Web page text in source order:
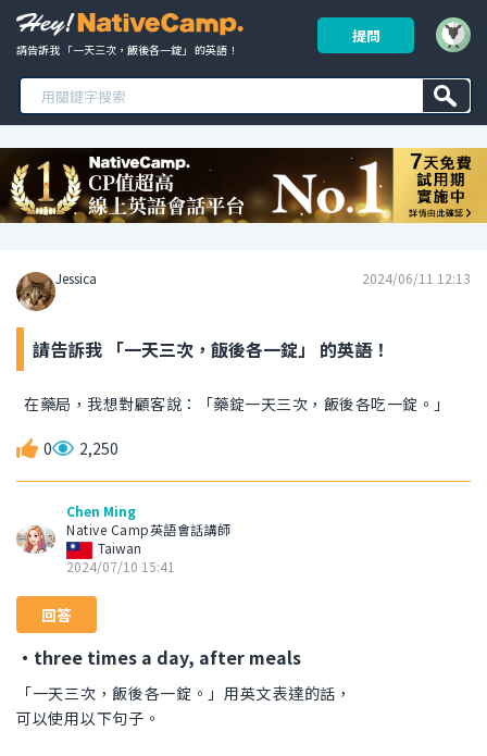
請告訴我 「一天三次，飯後各一錠」 的英語！
提問
Jessica 2024/06/11 12:13
請告訴我 「一天三次，飯後各一錠」 的英語！
在藥局，我想對顧客說：「藥錠一天三次，飯後各吃一錠。」
0 2,250
Chen Ming
Native Camp英語會話講師
Taiwan
2024/07/10 15:41
回答
・three times a day, after meals
「一天三次，飯後各一錠。」用英文表達的話，
可以使用以下句子。